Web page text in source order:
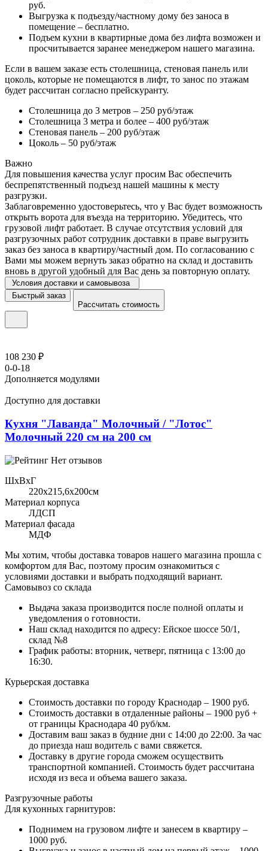
руб.
Выгрузка к подъезду/частному дому без заноса в
помещение – бесплатно.
Подъем кухни в квартирные дома без лифта возможен и
просчитывается заранее менеджером нашего магазина.
Если в вашем заказе есть столешница, стеновая панель или
цоколь, которые не помещаются в лифт, то занос по этажам
будет рассчитан согласно прейскуранту.
Столешница до 3 метров – 250 руб/этаж
Столешница 3 метра и более – 400 руб/этаж
Стеновая панель – 200 руб/этаж
Цоколь – 50 руб/этаж
Важно
Для повышения качества услуг просим Вас обеспечить
беспрепятственный подъезд нашей машины к месту
разгрузки.
Заблаговременно удостоверьтесь, что у Вас будет возможность
открыть ворота для въезда на территорию. Убедитесь, что
грузовой лифт работает. В случае отсутствия условий для
разгрузочных работ сотрудник доставки в праве выгрузить
заказ без заноса в квартиру/частный дом. По согласованию с
Вами мы можем вернуть заказ обратно на склад и доставить
вновь в другой удобный для Вас день за повторную оплату.
Условия доставки и самовывоза
Быстрый заказ
Рассчитать стоимость
108 230 ₽
0-0-18
Дополняется модулями
Доступно для доставки
Кухня "Лаванда" Молочный / "Лотос"
Молочный 220 см на 200 см
Нет отзывов
ШхВхГ
220x215,6х200см
Материал корпуса
ЛДСП
Материал фасада
МДФ
Мы хотим, чтобы доставка товаров нашего магазина прошла с
комфортом для Вас, поэтому просим ознакомиться с
условиями доставки и выбрать подходящий вариант.
Самовывоз со склада
Выдача заказа производится после полной оплаты и
уведомления о готовности.
Наш склад находится по адресу: Ейское шоссе 50/1,
склад №8
График работы: вторник, четверг, пятница с 13:00 до
16:30.
Курьерская доставка
Стоимость доставки по городу Краснодар – 1900 руб.
Стоимость доставки в отдаленные районы – 1900 руб +
от границы Краснодара 40 руб/км.
Доставим ваш заказ в будние дни с 14:00 до 22:00. За час
до приезда наш водитель с вами свяжется.
Доставку в другие города сможем осуществить
транспортной компанией. Стоимость будет рассчитана
исходя из веса и объема вашего заказа.
Разгрузочные работы
Для кухонных гарнитуров:
Поднимем на грузовом лифте и занесем в квартиру –
1000 руб.